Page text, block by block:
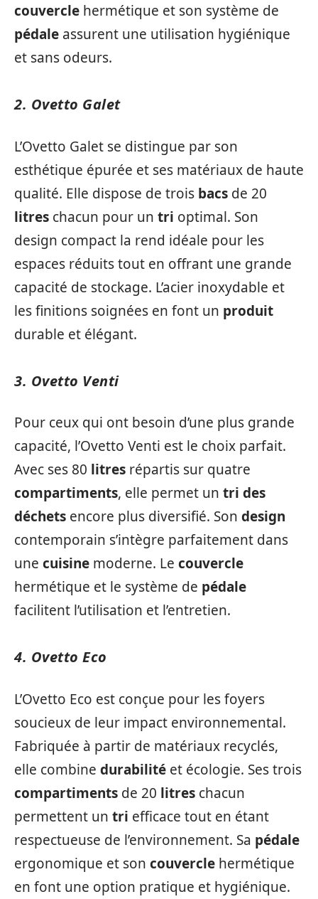
couvercle hermétique et son système de
pédale assurent une utilisation hygiénique
et sans odeurs.
2. Ovetto Galet
L’Ovetto Galet se distingue par son
esthétique épurée et ses matériaux de haute
qualité. Elle dispose de trois bacs de 20
litres chacun pour un tri optimal. Son
design compact la rend idéale pour les
espaces réduits tout en offrant une grande
capacité de stockage. L’acier inoxydable et
les finitions soignées en font un produit
durable et élégant.
3. Ovetto Venti
Pour ceux qui ont besoin d’une plus grande
capacité, l’Ovetto Venti est le choix parfait.
Avec ses 80 litres répartis sur quatre
compartiments, elle permet un tri des
déchets encore plus diversifié. Son design
contemporain s’intègre parfaitement dans
une cuisine moderne. Le couvercle
hermétique et le système de pédale
facilitent l’utilisation et l’entretien.
4. Ovetto Eco
L’Ovetto Eco est conçue pour les foyers
soucieux de leur impact environnemental.
Fabriquée à partir de matériaux recyclés,
elle combine durabilité et écologie. Ses trois
compartiments de 20 litres chacun
permettent un tri efficace tout en étant
respectueuse de l’environnement. Sa pédale
ergonomique et son couvercle hermétique
en font une option pratique et hygiénique.